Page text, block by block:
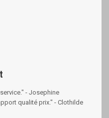
- Josephine
qualité prix." - Clothilde